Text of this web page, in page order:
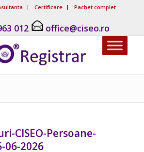
Certificare Pachet complet
012 office@ciseo.ro
CISEO-Persoane-
06-2026